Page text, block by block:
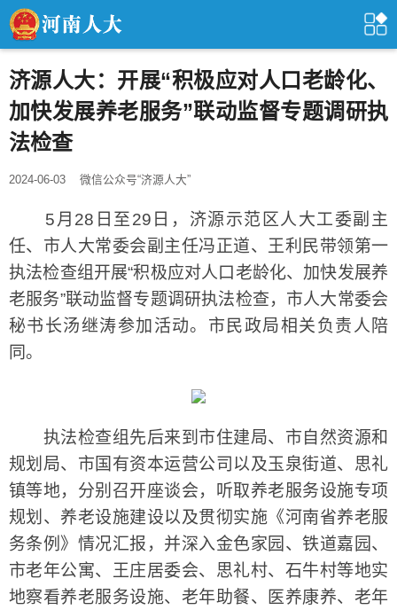
济源人大：开展“积极应对人口老龄化、
加快发展养老服务”联动监督专题调研执
法检查
2024-06-03 微信公众号“济源人大”
5月28日至29日，济源示范区人大工委副主
任、市人大常委会副主任冯正道、王利民带领第一
执法检查组开展“积极应对人口老龄化、加快发展养
老服务”联动监督专题调研执法检查，市人大常委会
秘书长汤继涛参加活动。市民政局相关负责人陪
同。
执法检查组先后来到市住建局、市自然资源和
规划局、市国有资本运营公司以及玉泉街道、思礼
镇等地，分别召开座谈会，听取养老服务设施专项
规划、养老设施建设以及贯彻实施《河南省养老服
务条例》情况汇报，并深入金色家园、铁道嘉园、
市老年公寓、王庄居委会、思礼村、石牛村等地实
地察看养老服务设施、老年助餐、医养康养、老年